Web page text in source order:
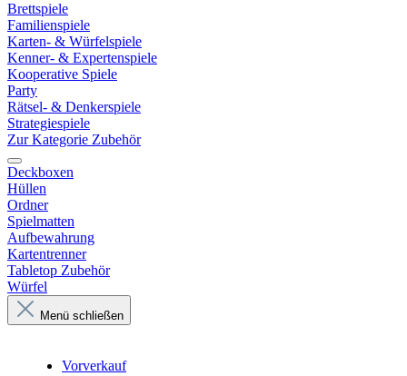
Brettspiele
Familienspiele
Karten- & Würfelspiele
Kenner- & Expertenspiele
Kooperative Spiele
Party
Rätsel- & Denkerspiele
Strategiespiele
Zur Kategorie Zubehör
Deckboxen
Hüllen
Ordner
Spielmatten
Aufbewahrung
Kartentrenner
Tabletop Zubehör
Würfel
Menü schließen
Vorverkauf